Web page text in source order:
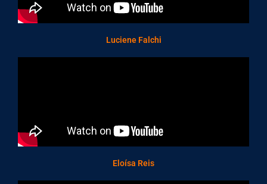
Luciene Falchi
Eloísa Reis